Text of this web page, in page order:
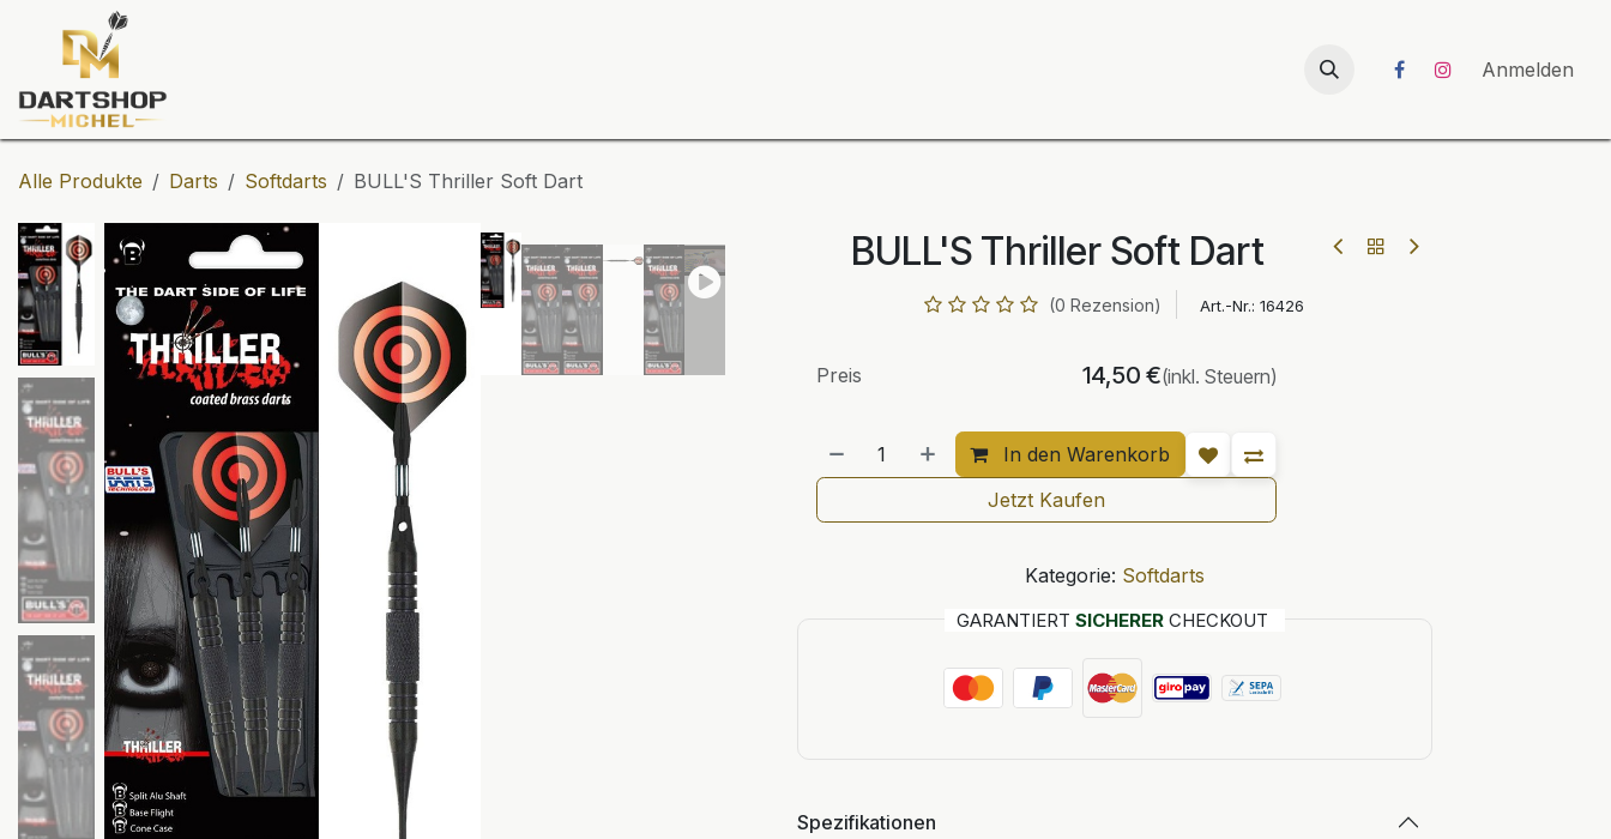
Zum Inhalt springen
UNICORN-Launch 2026 Anmelden
Alle Produkte Darts Softdarts BULL'S Thriller Soft Dart
BULL'S Thriller Soft Dart
(0 Rezension) Art.-Nr.: 16426
In den Warenkorb
Preis 14,50 €(inkl. Steuern)
Jetzt Kaufen
Kategorie: Softdarts
GARANTIERT SICHERERCHECKOUT
Spezifikationen